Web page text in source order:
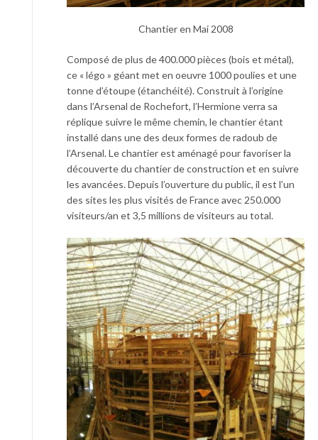
Chantier en Mai 2008
Composé de plus de 400.000 pièces (bois et métal),
ce « légo » géant met en oeuvre 1000 poulies et une
tonne d’étoupe (étanchéité). Construit à l’origine
dans l’Arsenal de Rochefort, l’Hermione verra sa
réplique suivre le même chemin, le chantier étant
installé dans une des deux formes de radoub de
l’Arsenal. Le chantier est aménagé pour favoriser la
découverte du chantier de construction et en suivre
les avancées. Depuis l’ouverture du public, il est l’un
des sites les plus visités de France avec 250.000
visiteurs/an et 3,5 millions de visiteurs au total.